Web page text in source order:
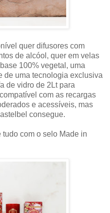
quer difusores com
de alcóol, quer em velas
100% vegetal, uma
de uma tecnologia exclusiva
de vidro de 2Lt para
com as recargas
e acessíveis, mas
consegue.
com o selo Made in